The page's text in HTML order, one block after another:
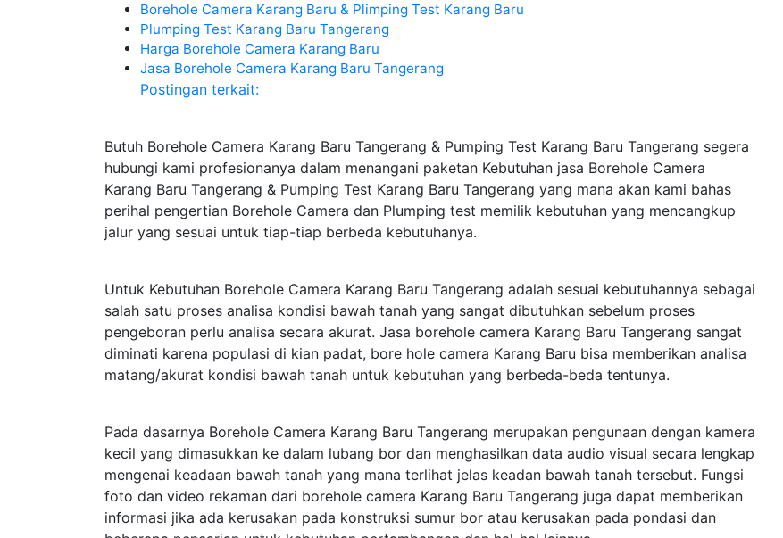
Borehole Camera Karang Baru & Plimping Test Karang Baru
Plumping Test Karang Baru Tangerang
Harga Borehole Camera Karang Baru
Jasa Borehole Camera Karang Baru Tangerang
Postingan terkait:
Butuh Borehole Camera Karang Baru Tangerang & Pumping Test Karang Baru Tangerang segera
hubungi kami profesionanya dalam menangani paketan Kebutuhan jasa Borehole Camera
Karang Baru Tangerang & Pumping Test Karang Baru Tangerang yang mana akan kami bahas
perihal pengertian Borehole Camera dan Plumping test memilik kebutuhan yang mencangkup
jalur yang sesuai untuk tiap-tiap berbeda kebutuhanya.
Untuk Kebutuhan Borehole Camera Karang Baru Tangerang adalah sesuai kebutuhannya sebagai
salah satu proses analisa kondisi bawah tanah yang sangat dibutuhkan sebelum proses
pengeboran perlu analisa secara akurat. Jasa borehole camera Karang Baru Tangerang sangat
diminati karena populasi di kian padat, bore hole camera Karang Baru bisa memberikan analisa
matang/akurat kondisi bawah tanah untuk kebutuhan yang berbeda-beda tentunya.
Pada dasarnya Borehole Camera Karang Baru Tangerang merupakan pengunaan dengan kamera
kecil yang dimasukkan ke dalam lubang bor dan menghasilkan data audio visual secara lengkap
mengenai keadaan bawah tanah yang mana terlihat jelas keadan bawah tanah tersebut. Fungsi
foto dan video rekaman dari borehole camera Karang Baru Tangerang juga dapat memberikan
informasi jika ada kerusakan pada konstruksi sumur bor atau kerusakan pada pondasi dan